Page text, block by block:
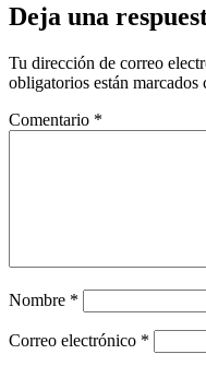
Deja una
Tu dirección de correo
obligatorios están marcados
Comentario *
Nombre *
Correo electrónico *